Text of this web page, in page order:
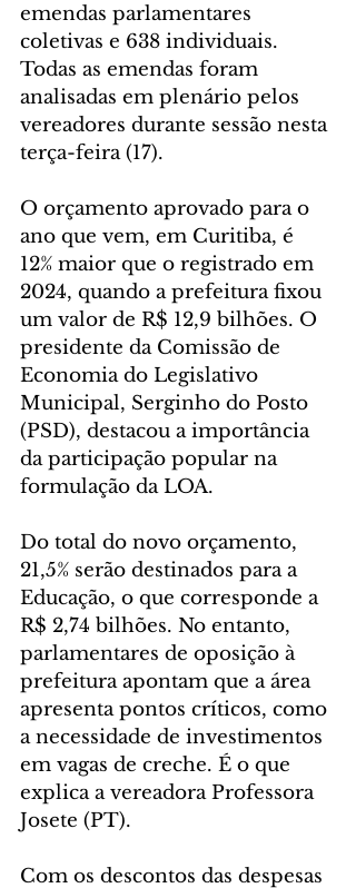
emendas parlamentares
coletivas e 638 individuais.
Todas as emendas foram
analisadas em plenário pelos
vereadores durante sessão nesta
terça-feira (17).
O orçamento aprovado para o
ano que vem, em Curitiba, é
12% maior que o registrado em
2024, quando a prefeitura fixou
um valor de R$ 12,9 bilhões. O
presidente da Comissão de
Economia do Legislativo
Municipal, Serginho do Posto
(PSD), destacou a importância
da participação popular na
formulação da LOA.
Do total do novo orçamento,
21,5% serão destinados para a
Educação, o que corresponde a
R$ 2,74 bilhões. No entanto,
parlamentares de oposição à
prefeitura apontam que a área
apresenta pontos críticos, como
a necessidade de investimentos
em vagas de creche. É o que
explica a vereadora Professora
Josete (PT).
Com os descontos das despesas